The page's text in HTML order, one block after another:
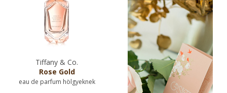
Tiffany & Co.
Rose Gold
eau de parfum hölgyeknek